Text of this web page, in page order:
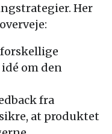
Her
om den
fra
at produktet